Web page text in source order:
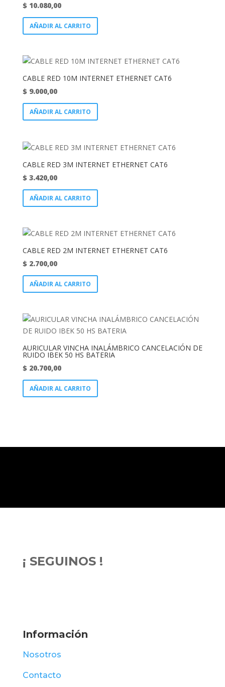
$10.080,00
AÑADIR AL CARRITO
CABLE RED 10M INTERNET ETHERNET CAT6
$9.000,00
AÑADIR AL CARRITO
CABLE RED 3M INTERNET ETHERNET CAT6
$3.420,00
AÑADIR AL CARRITO
CABLE RED 2M INTERNET ETHERNET CAT6
$2.700,00
AÑADIR AL CARRITO
AURICULAR VINCHA INALÁMBRICO CANCELACIÓN DE
RUIDO IBEK 50 HS BATERIA
$20.700,00
AÑADIR AL CARRITO
¡ SEGUINOS !
Información
Nosotros
Contacto